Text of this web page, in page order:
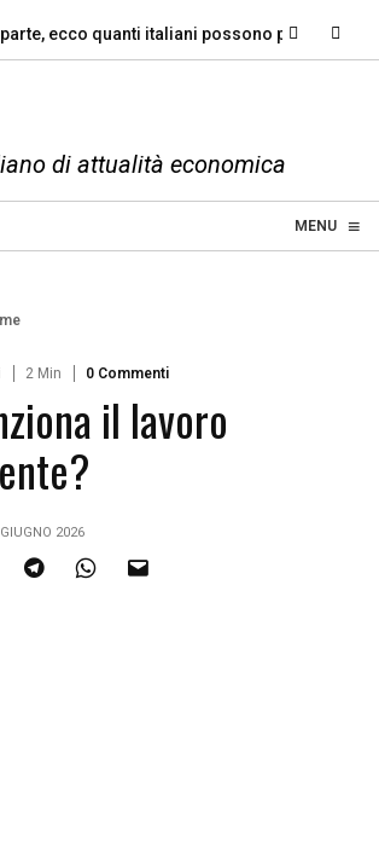
ecco quanti italiani possono permettersi le…
di attualità economica
MENU ≡
☰
2 Min 0 Commenti
il lavoro
2026